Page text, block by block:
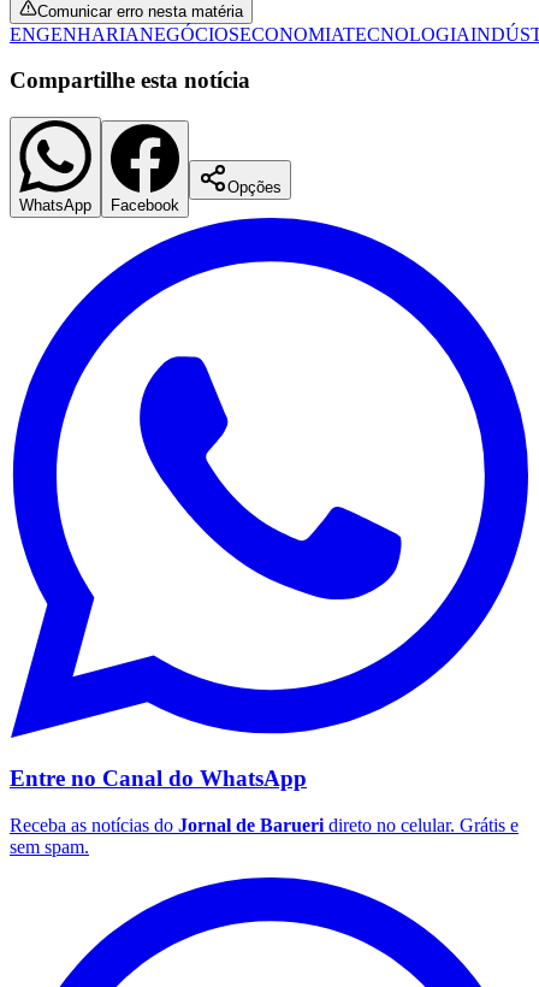
São Paulo
Comunicar erro nesta matéria
ENGENHARIANEGÓCIOSECONOMIATECNOLOGIA
Compartilhe esta notícia
WhatsApp Facebook
Opções
Entre no Canal do WhatsApp
Receba as notícias do Jornal de Barueri direto no celular. Grátis e
sem spam.